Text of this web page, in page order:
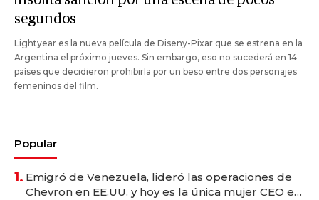
segundos
Lightyear es la nueva película de Diseny-Pixar que se estrena en la
Argentina el próximo jueves. Sin embargo, eso no sucederá en 14
países que decidieron prohibirla por un beso entre dos personajes
femeninos del film.
Popular
1. Emigró de Venezuela, lideró las operaciones de
Chevron en EE.UU. y hoy es la única mujer CEO en